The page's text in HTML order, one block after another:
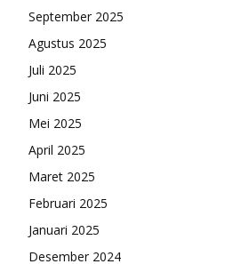
September 2025
Agustus 2025
Juli 2025
Juni 2025
Mei 2025
April 2025
Maret 2025
Februari 2025
Januari 2025
Desember 2024